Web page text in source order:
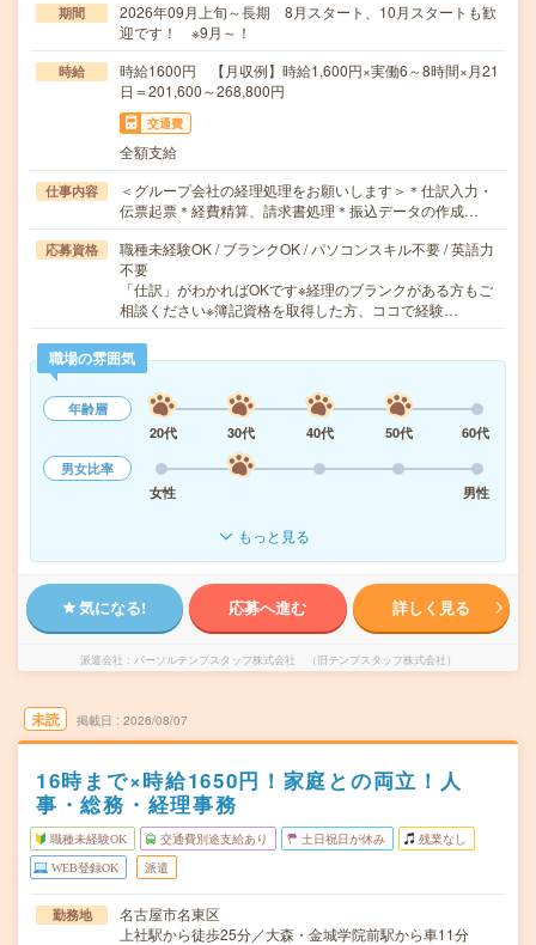
期間
2026年09月上旬～長期 8月スタート、10月スタートも歓
迎です！ ※9月～！
時給
時給1600円 【月収例】時給1,600円×実働6～8時間×月21
日＝201,600～268,800円
交通費
全額支給
仕事内容
＜グループ会社の経理処理をお願いします＞＊仕訳入力・
伝票起票＊経費精算、請求書処理＊振込データの作成…
応募資格
職種未経験OK / ブランクOK / パソコンスキル不要 / 英語力
不要
「仕訳」がわかればOKです※経理のブランクがある方もご
相談ください※簿記資格を取得した方、ココで経験…
職場の雰囲気
年齢層
20代
30代 40代 50代
60代
男女比率
女性
男性
もっと見る
気になる! 応募へ進む 詳しく見る
派遣会社 パーソルテンプスタッフ株式会社 （旧テンプスタッフ株式会社）
未読 掲載日 2026/08/07
16時まで×時給1650円！家庭との両立！人
事・総務・経理事務
職種未経験OK 交通費別途支給あり 土日祝日が休み 残業なし
WEB登録OK 派遣
勤務地
名古屋市名東区
上社駅から徒歩25分／大森・金城学院前駅から車11分